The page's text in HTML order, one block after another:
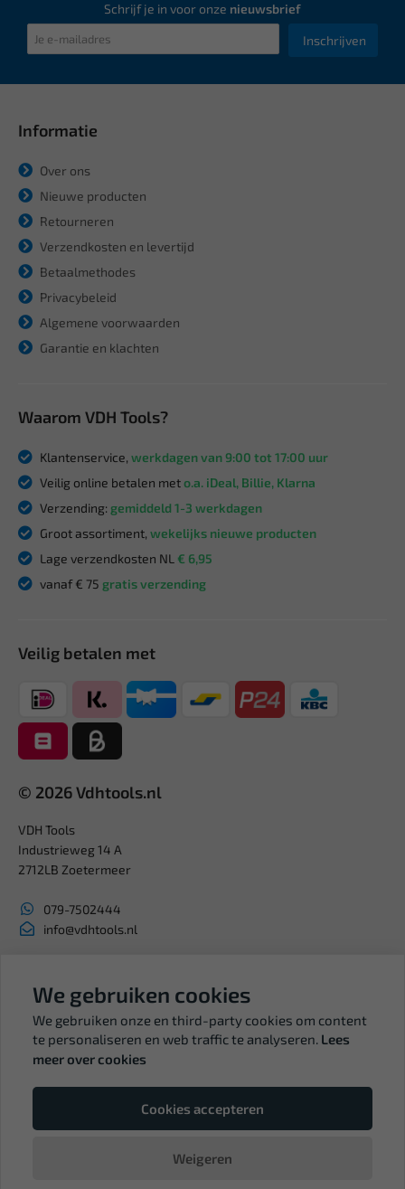
Schrijf je in voor onze nieuwsbrief
Inschrijven
Informatie
Over ons
Nieuwe producten
Retourneren
Verzendkosten en levertijd
Betaalmethodes
Privacybeleid
Algemene voorwaarden
Garantie en klachten
Waarom VDH Tools?
Klantenservice, werkdagen van 9:00 tot 17:00 uur
Veilig online betalen meto.a. iDeal, Billie, Klarna
Verzending: gemiddeld 1-3 werkdagen
Groot assortiment, wekelijks nieuwe producten
Lage verzendkosten NL € 6,95
vanaf € 75 gratis verzending
Veilig betalen met
© 2026 Vdhtools.nl
VDH Tools
Industrieweg 14 A
2712LB Zoetermeer
079-7502444
info@vdhtools.nl
BTW: NL819958657B01
We gebruiken cookies
We gebruiken onze en third-party cookies om content
te personaliseren en web traffic te analyseren. Lees
meer over cookies
Cookies accepteren
Weigeren